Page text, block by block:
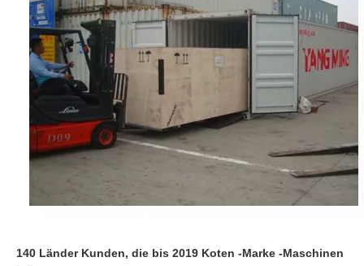
140 Länder Kunden, die bis 2019 Koten -Marke -Maschinen